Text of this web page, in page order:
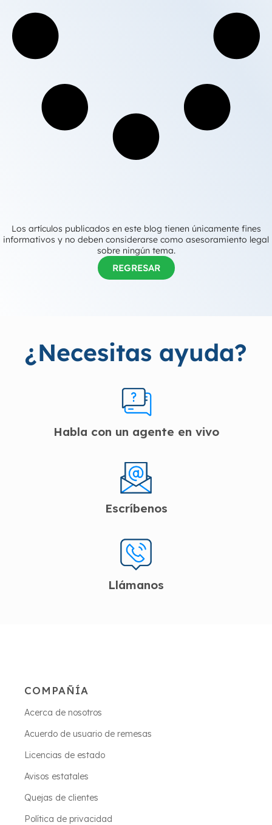
Los artículos publicados en este blog tienen únicamente fines
informativos y no deben considerarse como asesoramiento legal
sobre ningún tema.
REGRESAR
¿Necesitas ayuda?
Habla con un agente en vivo
Escríbenos
Llámanos
COMPAÑÍA
Acerca de nosotros
Acuerdo de usuario de remesas
Licencias de estado
Avisos estatales
Quejas de clientes
Política de privacidad